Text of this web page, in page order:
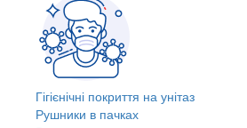
Гігієнічні покриття на унітаз
Рушники в пачках